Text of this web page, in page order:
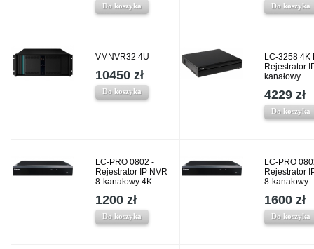
Do koszyka Do koszyka
VMNVR32 4U
10450 zł
Do koszyka
LC-3258 4K
Rejestrator
kanałowy
4229 zł
Do koszyka
LC-PRO 0802 -
Rejestrator IP NVR
8-kanałowy 4K
1200 zł
Do koszyka
LC-PRO
Rejestrator
8-kanałowy
1600 zł
Do koszyka